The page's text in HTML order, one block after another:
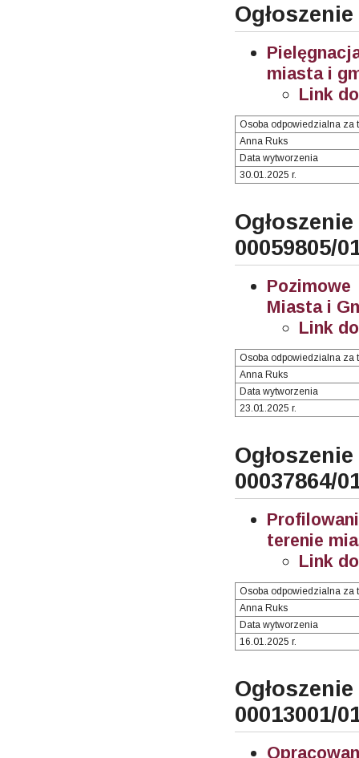
miasta i
Link
Osoba odpowiedzialna za
Anna Ruks
Data wytworzenia
30.01.2025 r.
00059805/
Miasta i
Link
Osoba odpowiedzialna za
Anna Ruks
Data wytworzenia
23.01.2025 r.
00037864/
terenie
Link
Osoba odpowiedzialna za
Anna Ruks
Data wytworzenia
16.01.2025 r.
00013001/